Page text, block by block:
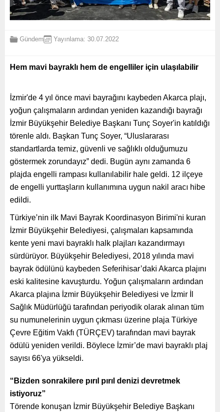
Gündem Yayınlama: 30.07.2022
Hem mavi bayraklı hem de engelliler için ulaşılabilir
İzmir'de 4 yıl önce mavi bayrağını kaybeden Akarca plajı,
yoğun çalışmaların ardından yeniden kazandığı bayrağı
İzmir Büyükşehir Belediye Başkanı Tunç Soyer'in katıldığı
törenle aldı. Başkan Tunç Soyer, “Uluslararası
standartlarda temiz, güvenli ve sağlıklı olduğumuzu
göstermek zorundayız” dedi. Bugün aynı zamanda 6
plajda engelli rampası kullanılabilir hale geldi. 12 ilçeye
de engelli yurttaşların kullanımına uygun nakil aracı hibe
edildi.
Türkiye’nin ilk Mavi Bayrak Koordinasyon Birimi'ni kuran
İzmir Büyükşehir Belediyesi, çalışmaları kapsamında
kente yeni mavi bayraklı halk plajları kazandırmayı
sürdürüyor. Büyükşehir Belediyesi, 2018 yılında mavi
bayrak ödülünü kaybeden Seferihisar’daki Akarca plajını
eski kalitesine kavuşturdu. Yoğun çalışmaların ardından
Akarca plajına İzmir Büyükşehir Belediyesi ve İzmir İl
Sağlık Müdürlüğü tarafından periyodik olarak alınan tüm
su numunelerinin uygun çıkması üzerine plaja Türkiye
Çevre Eğitim Vakfı (TÜRÇEV) tarafından mavi bayrak
ödülü yeniden verildi. Böylece İzmir’de mavi bayraklı plaj
sayısı 66'ya yükseldi.
“Bizden sonrakilere pırıl pırıl denizi devretmek
istiyoruz”
Törende konuşan İzmir Büyükşehir Belediye Başkanı